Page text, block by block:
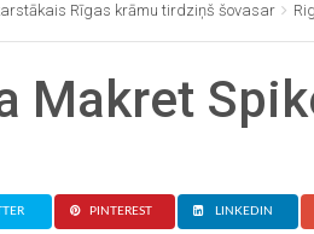
Rīgas krāmu tirdziņš šovasar
Makret
PINTEREST LINKEDIN